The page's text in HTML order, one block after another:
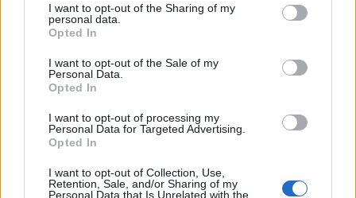
not limited to your visit or usage behaviour. You may click to
grant or deny consent to Google and its third-party tags to
use your data for below specified purposes in below Google
consent section.
I want to opt-out of the Sharing of my
personal data.
Opted In
I want to opt-out of the Sale of my
Personal Data.
Opted In
I want to opt-out of processing my
Personal Data for Targeted Advertising.
Opted In
I want to opt-out of Collection, Use,
Retention, Sale, and/or Sharing of my
Personal Data that Is Unrelated with the
tetőcserepet!